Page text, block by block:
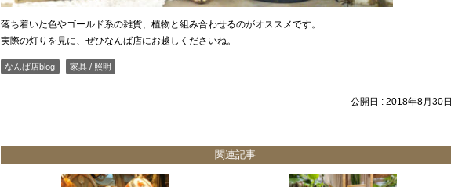
落ち着いた色やゴールド系の雑貨、植物と組み合わせるのがオススメです。
実際の灯りを見に、ぜひなんば店にお越しくださいね。
なんば店blog 家具 / 照明
公開日 : 2018年8月30日
関連記事